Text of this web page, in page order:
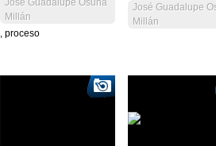
José Guadalupe Osuna
Millán
, proceso
José Guadalupe
Millán